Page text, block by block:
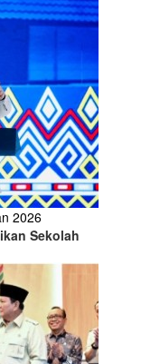
2026
Sekolah